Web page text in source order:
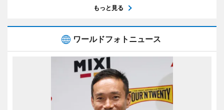
もっと見る
ワールドフォトニュース